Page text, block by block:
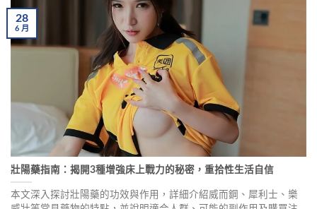
壯陽藥指南：揭開3種增強床上戰力的秘密，重拾性生活自信
本文深入探討壯陽藥的功效與作用，詳細介紹威而鋼、犀利士、樂
28
6月